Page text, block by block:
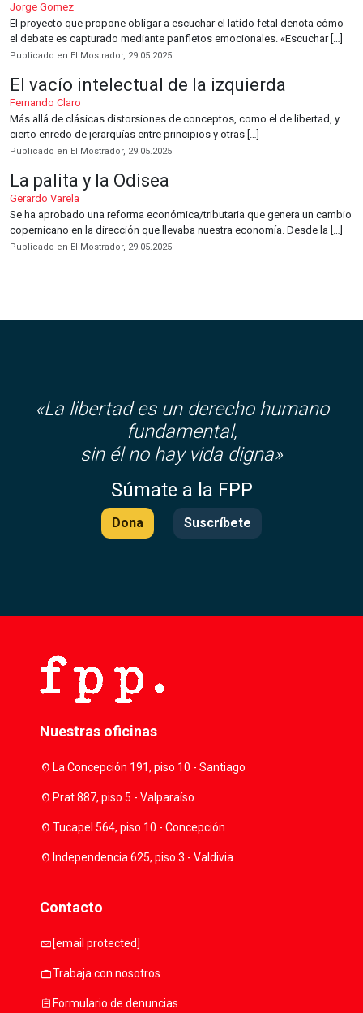
Jorge Gomez
El proyecto que propone obligar a escuchar el latido fetal denota cómo
el debate es capturado mediante panfletos emocionales. «Escuchar […]
Publicado en El Mostrador, 29.05.2025
El vacío intelectual de la izquierda
Fernando Claro
Más allá de clásicas distorsiones de conceptos, como el de libertad, y
cierto enredo de jerarquías entre principios y otras […]
Publicado en El Mostrador, 29.05.2025
La palita y la Odisea
Gerardo Varela
Se ha aprobado una reforma económica/tributaria que genera un cambio
copernicano en la dirección que llevaba nuestra economía. Desde la […]
Publicado en El Mostrador, 29.05.2025
«La libertad es un derecho humano
fundamental,
sin él no hay vida digna»
Súmate a la FPP
Dona Suscríbete
Nuestras oficinas
location_onLa Concepción 191, piso 10 - Santiago
location_onPrat 887, piso 5 - Valparaíso
location_onTucapel 564, piso 10 - Concepción
location_onIndependencia 625, piso 3 - Valdivia
Contacto
mail [email protected]
workTrabaja con nosotros
assignmentFormulario de denuncias